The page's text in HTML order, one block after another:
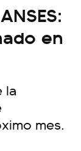
en
la
mes.